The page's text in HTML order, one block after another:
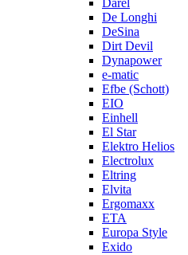
Darel
De Longhi
DeSina
Dirt Devil
Dynapower
e-matic
Efbe (Schott)
EIO
Einhell
El Star
Elektro Helios
Electrolux
Eltring
Elvita
Ergomaxx
ETA
Europa Style
Exido